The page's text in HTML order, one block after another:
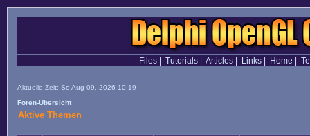
Files| Tutorials| Articles| Links| Home
Aktuelle Zeit: So Aug 09, 2026 10:19
Foren-Übersicht
Aktive Themen